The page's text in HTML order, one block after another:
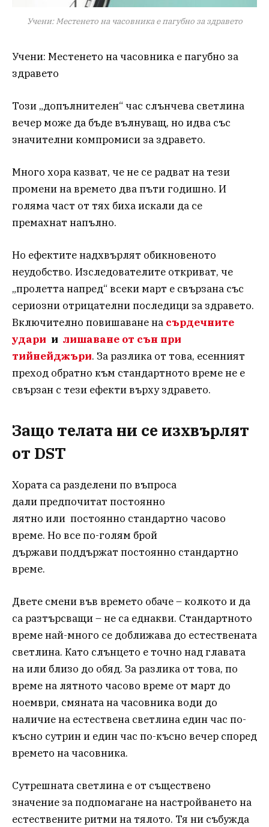
Учени: Местенето на часовника е пагубно за здравето
Учени: Местенето на часовника е пагубно за
здравето
Този „допълнителен“ час слънчева светлина
вечер може да бъде вълнуващ, но идва със
значителни компромиси за здравето.
Много хора казват, че не се радват на тези
промени на времето два пъти годишно. И
голяма част от тях биха искали да се
премахнат напълно.
Но ефектите надхвърлят обикновеното
неудобство. Изследователите откриват, че
„пролетта напред“ всеки март е свързана със
сериозни отрицателни последици за здравето.
Включително повишаване на сърдечните
удари и лишаване от сън при
тийнейджъри. За разлика от това, есенният
преход обратно към стандартното време не е
свързан с тези ефекти върху здравето.
Защо телата ни се изхвърлят
от DST
Хората са разделени по въпроса
дали предпочитат постоянно
лятно или постоянно стандартно часово
време. Но все по-голям брой
държави поддържат постоянно стандартно
време.
Двете смени във времето обаче – колкото и да
са разтърсващи – не са еднакви. Стандартното
време най-много се доближава до естествената
светлина. Като слънцето е точно над главата
на или близо до обяд. За разлика от това, по
време на лятното часово време от март до
ноември, смяната на часовника води до
наличие на естествена светлина един час по-
късно сутрин и един час по-късно вечер според
времето на часовника.
Сутрешната светлина е от съществено
значение за подпомагане на настройването на
естествените ритми на тялото. Тя ни събужда